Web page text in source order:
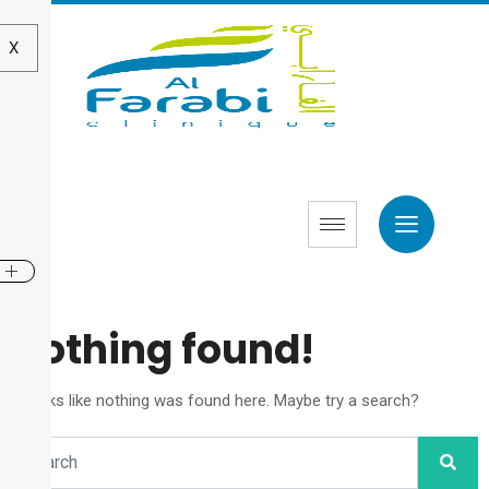
X
Nothing found!
It looks like nothing was found here. Maybe try a search?